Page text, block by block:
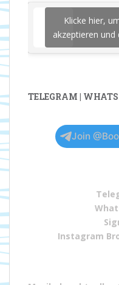
Klicke hier,
akzeptieren und
TELEGRAM |
Join
Instagram